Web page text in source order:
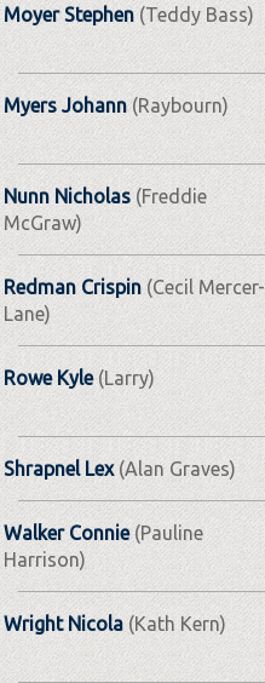
Moyer Stephen(Teddy Bass)
Myers Johann(Raybourn)
Nunn Nicholas(Freddie
McGraw)
Redman Crispin (Cecil Mercer-
Lane)
Rowe Kyle(Larry)
Shrapnel Lex(Alan Graves)
Walker Connie(Pauline
Harrison)
Wright Nicola (Kath Kern)